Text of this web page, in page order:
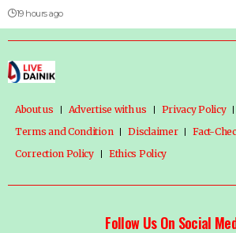
19 hours ago
About us Advertise with us Privacy Policy
Terms and Condition
Disclaimer
Fact-
Correction Policy
Ethics Policy
Follow Us On Social